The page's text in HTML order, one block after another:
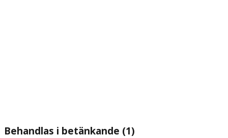
Behandlas i betänkande (1)